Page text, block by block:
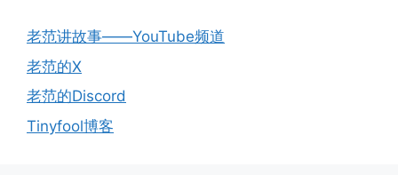
老范讲故事——YouTube频道
老范的X
老范的Discord
Tinyfool博客